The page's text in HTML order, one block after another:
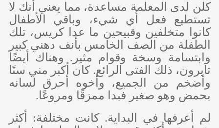
كلن لدى المعلمة مساعدة، مما يعني أنك لا
تستطيع فعل أي شيء، وباقي الأطفال
كانوا متخلفين وقبيحين ما عدا كريس، تلك
الطفلة من الصف الخامس بأنف دهني كبير
وابتسامة وسخة وقوام مثير. وهناك أيضًا
تايرون، ذلك الفتى الرائع. كان أكبر مني سنًا
وأضخم من الجميع، وأخوه أحرق لسانه
بحمض وهو صغير فبدا ممزقًا ومروعًا.
لم أعرفها في البداية. كانت مختلفة: أكثر